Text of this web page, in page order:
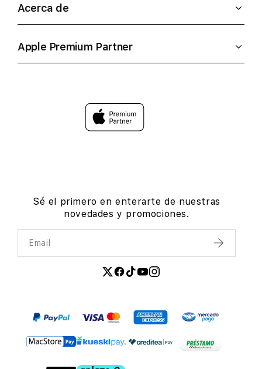
Acerca de
Apple Premium Partner
Sé el primero en enterarte de nuestras
novedades y promociones.
Email